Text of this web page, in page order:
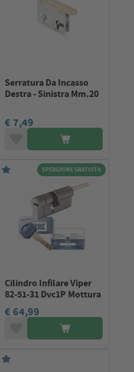
Serratura Da Incasso
Destra - Sinistra Mm.20
€ 7,49
SPEDIZIONE GRATUITA
Cilindro Infilare Viper
82-51-31 Dvc1P Mottura
€ 64,99